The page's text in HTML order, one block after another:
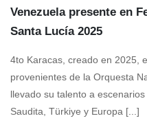
Venezuela presente en
Santa Lucía 2025
4to Karacas, creado en 2025,
provenientes de la Orquesta
llevado su talento a
Saudita, Türkiye y Europa [...]